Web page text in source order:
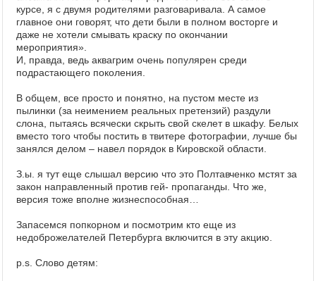
курсе, я с двумя родителями разговаривала. А самое
главное они говорят, что дети были в полном восторге и
даже не хотели смывать краску по окончании
мероприятия».
И, правда, ведь аквагрим очень популярен среди
подрастающего поколения.
В общем, все просто и понятно, на пустом месте из
пылинки (за неимением реальных претензий) раздули
слона, пытаясь всячески скрыть свой скелет в шкафу. Белых
вместо того чтобы постить в твитере фотографии, лучше бы
занялся делом – навел порядок в Кировской области.
З.ы. я тут еще слышал версию что это Полтавченко мстят за
закон направленный против гей- пропаганды. Что же,
версия тоже вполне жизнеспособная…
Запасемся попкорном и посмотрим кто еще из
недоброжелателей Петербурга включится в эту акцию.
p.s. Слово детям: